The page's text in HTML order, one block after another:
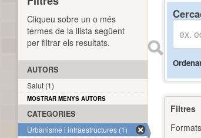
Filtres
Cliqueu sobre un o més
termes de la llista següent
per filtrar els resultats.
AUTORS
Salut (1)
MOSTRAR MENYS AUTORS
CATEGORIES
Urbanisme i infraestructures (1)